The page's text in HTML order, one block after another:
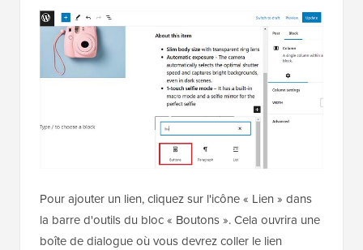
Pour ajouter un lien, cliquez sur l'icône « Lien » dans
la barre d'outils du bloc « Boutons ». Cela ouvrira une
boîte de dialogue où vous devrez coller le lien